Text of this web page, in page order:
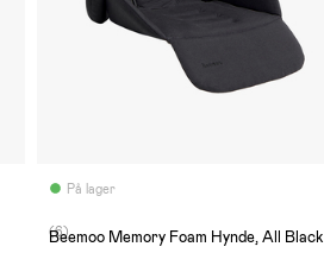
På lager
(6)
Beemoo Memory Foam Hynde, All Black